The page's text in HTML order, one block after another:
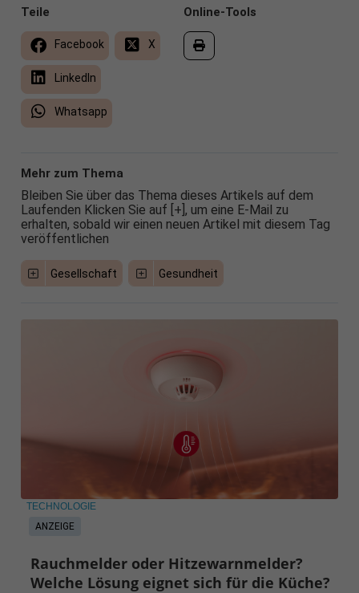
Online-Tools
Teile
Facebook X
LinkedIn
Whatsapp
Mehr zum Thema
Bleiben Sie über das Thema dieses Artikels auf dem
Laufenden Klicken Sie auf [+], um eine E-Mail zu
erhalten, sobald wir einen neuen Artikel mit diesem Tag
veröffentlichen
Gesellschaft Gesundheit
ANZEIGE
TECHNOLOGIE
Rauchmelder oder Hitzewarnmelder?
Welche Lösung eignet sich für die Küche?